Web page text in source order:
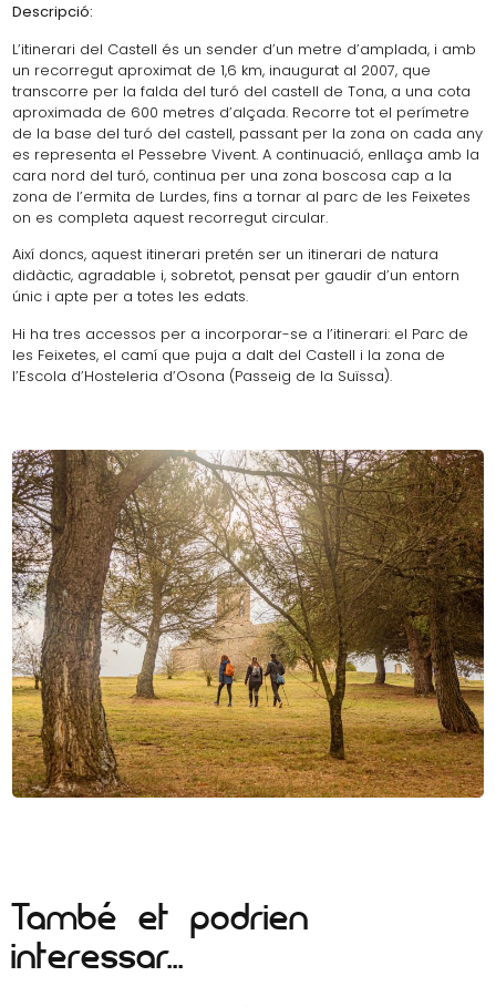
Descripció:
L’itinerari del Castell és un sender d’un metre d’amplada, i amb
un recorregut aproximat de 1,6 km, inaugurat al 2007, que
transcorre per la falda del turó del castell de Tona, a una cota
aproximada de 600 metres d’alçada. Recorre tot el perímetre
de la base del turó del castell, passant per la zona on cada any
es representa el Pessebre Vivent. A continuació, enllaça amb la
cara nord del turó, continua per una zona boscosa cap a la
zona de l’ermita de Lurdes, fins a tornar al parc de les Feixetes
on es completa aquest recorregut circular.
Així doncs, aquest itinerari pretén ser un itinerari de natura
didàctic, agradable i, sobretot, pensat per gaudir d’un entorn
únic i apte per a totes les edats.
Hi ha tres accessos per a incorporar-se a l’itinerari: el Parc de
les Feixetes, el camí que puja a dalt del Castell i la zona de
l’Escola d’Hosteleria d’Osona (Passeig de la Suïssa).
També et podrien
interessar...